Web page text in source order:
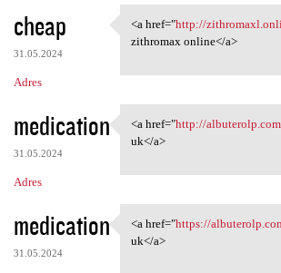
K
o
m
e
n
t
r
z
e
cheap
31.05.2024
Adres
<a href="http://
<a href="http://
zithromax online</a>
medication
31.05.2024
Adres
<a href="http://albuterolp
<a href="http://
uk</a>
medication
31.05.2024
<a href="https://
<a href="https://
uk</a>